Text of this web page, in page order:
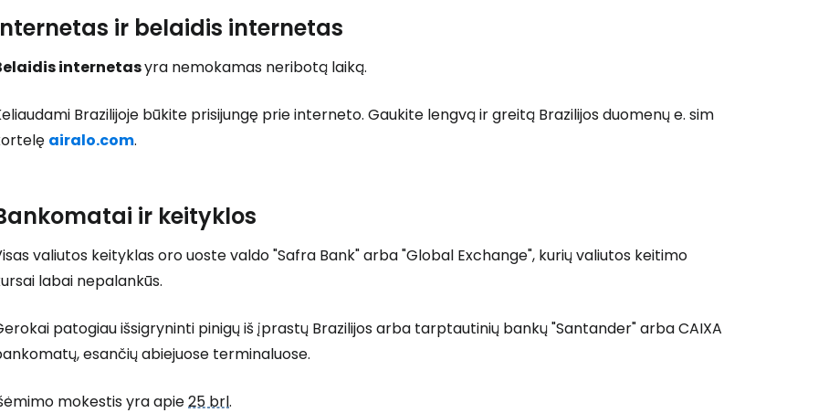
ir belaidis internetas
internetasyra nemokamas neribotą laiką.
Brazilijoje būkite prisijungę prie interneto. Gaukite lengvą ir greitą Brazilijos duomenų e. sim
airalo.com.
ir keityklos
valiutos keityklas oro uoste valdo "Safra Bank" arba "Global Exchange", kurių valiutos keitimo
labai nepalankūs.
patogiau išsigryninti pinigų iš įprastų Brazilijos arba tarptautinių bankų "Santander" arba CAIXA
esančių abiejuose terminaluose.
mokestis yra apie25 brl.